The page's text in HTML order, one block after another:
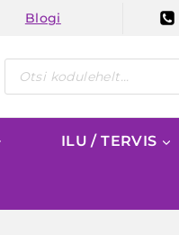
Blogi
Products
search
ILU / TERVIS